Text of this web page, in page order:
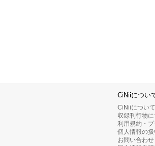
CiNiiについ
CiNiiについて
収録刊行物
利用規約・
個人情報の
お問い合わせ